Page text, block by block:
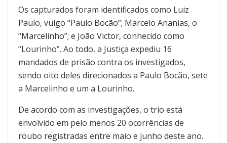
Os capturados foram identificados como Luiz
Paulo, vulgo “Paulo Bocão”; Marcelo Ananias, o
“Marcelinho”; e João Victor, conhecido como
“Lourinho”. Ao todo, a Justiça expediu 16
mandados de prisão contra os investigados,
sendo oito deles direcionados a Paulo Bocão, sete
a Marcelinho e um a Lourinho.
De acordo com as investigações, o trio está
envolvido em pelo menos 20 ocorrências de
roubo registradas entre maio e junho deste ano.